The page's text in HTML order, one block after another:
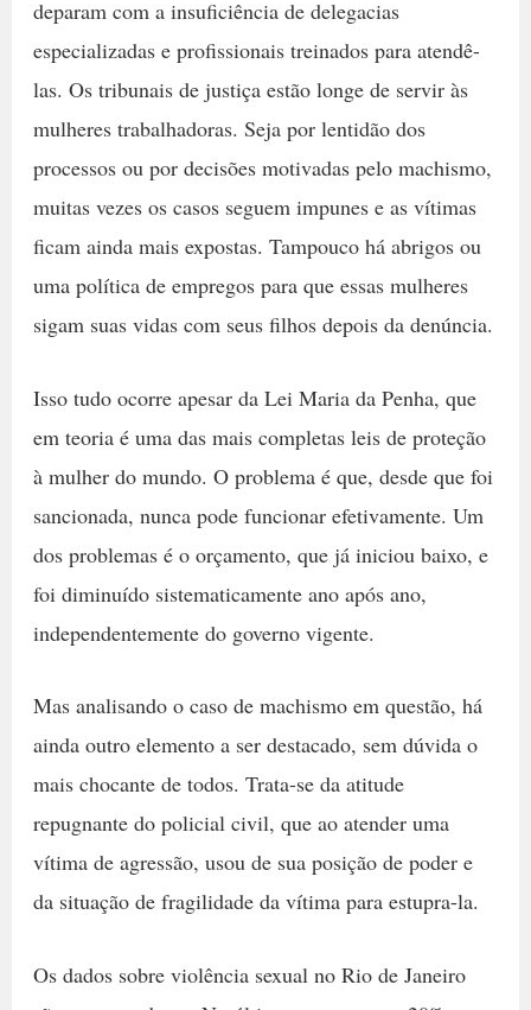
deparam com a insuficiência de delegacias
especializadas e profissionais treinados para atendê-
las. Os tribunais de justiça estão longe de servir às
mulheres trabalhadoras. Seja por lentidão dos
processos ou por decisões motivadas pelo machismo,
muitas vezes os casos seguem impunes e as vítimas
ficam ainda mais expostas. Tampouco há abrigos ou
uma política de empregos para que essas mulheres
sigam suas vidas com seus filhos depois da denúncia.
Isso tudo ocorre apesar da Lei Maria da Penha, que
em teoria é uma das mais completas leis de proteção
à mulher do mundo. O problema é que, desde que foi
sancionada, nunca pode funcionar efetivamente. Um
dos problemas é o orçamento, que já iniciou baixo, e
foi diminuído sistematicamente ano após ano,
independentemente do governo vigente.
Mas analisando o caso de machismo em questão, há
ainda outro elemento a ser destacado, sem dúvida o
mais chocante de todos. Trata-se da atitude
repugnante do policial civil, que ao atender uma
vítima de agressão, usou de sua posição de poder e
da situação de fragilidade da vítima para estupra-la.
Os dados sobre violência sexual no Rio de Janeiro